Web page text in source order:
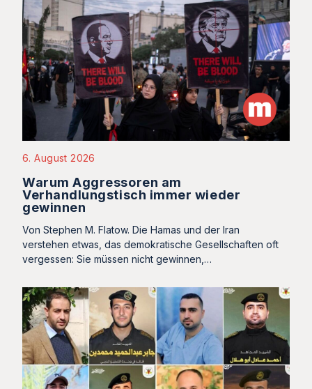
6. August 2026
Warum Aggressoren am
Verhandlungstisch immer wieder
gewinnen
Von Stephen M. Flatow. Die Hamas und der Iran
verstehen etwas, das demokratische Gesellschaften oft
vergessen: Sie müssen nicht gewinnen,…